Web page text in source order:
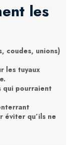
les
coudes, unions)
les tuyaux
qui pourraient
éviter qu’ils ne